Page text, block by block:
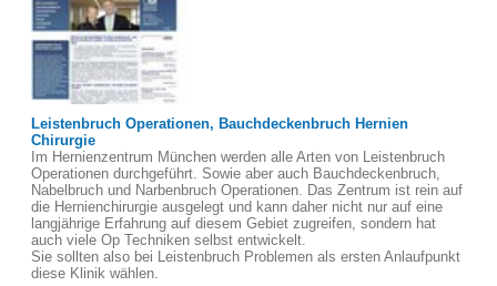
Leistenbruch Operationen, Bauchdeckenbruch Hernien
Chirurgie
Im Hernienzentrum München werden alle Arten von Leistenbruch
Operationen durchgeführt. Sowie aber auch Bauchdeckenbruch,
Nabelbruch und Narbenbruch Operationen. Das Zentrum ist rein auf
die Hernienchirurgie ausgelegt und kann daher nicht nur auf eine
langjährige Erfahrung auf diesem Gebiet zugreifen, sondern hat
auch viele Op Techniken selbst entwickelt.
Sie sollten also bei Leistenbruch Problemen als ersten Anlaufpunkt
diese Klinik wählen.